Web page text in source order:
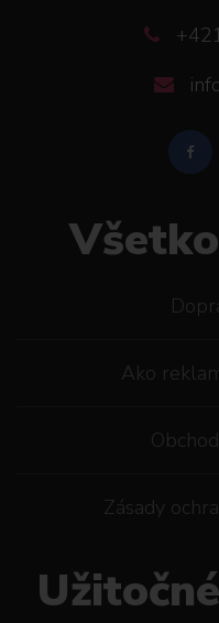
Ako
Zásady